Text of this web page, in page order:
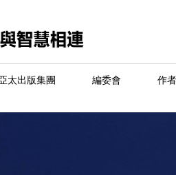
太出版集團 編委會 作